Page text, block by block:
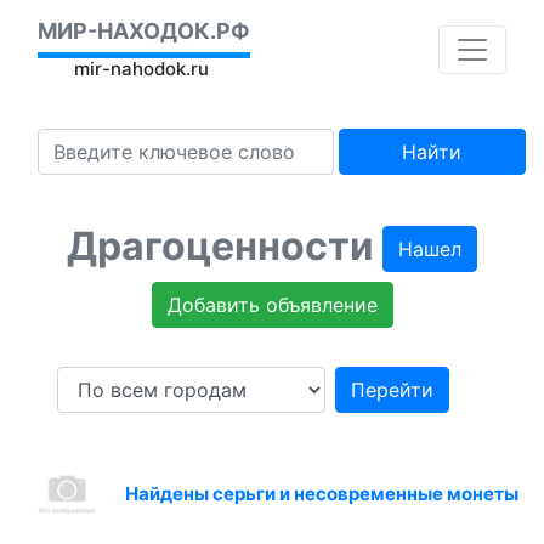
МИР-НАХОДОК.РФ
mir-nahodok.ru
Найти
Драгоценности Нашел
Добавить объявление
Перейти
Найдены серьги и несовременные монеты